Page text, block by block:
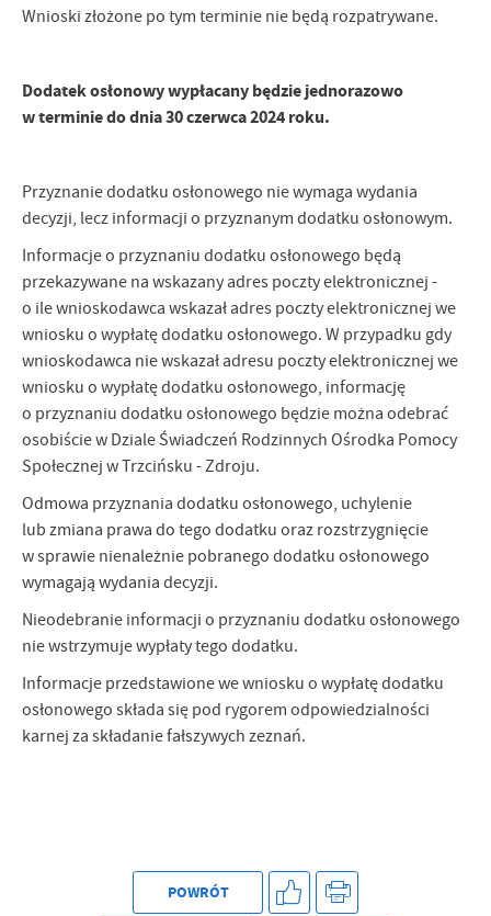
Wnioski złożone po tym terminie nie będą rozpatrywane.
Dodatek osłonowy wypłacany będzie jednorazowo
w terminie do dnia 30 czerwca 2024 roku.
Przyznanie dodatku osłonowego nie wymaga wydania
decyzji, lecz informacji o przyznanym dodatku osłonowym.
Informacje o przyznaniu dodatku osłonowego będą
przekazywane na wskazany adres poczty elektronicznej -
o ile wnioskodawca wskazał adres poczty elektronicznej we
wniosku o wypłatę dodatku osłonowego. W przypadku gdy
wnioskodawca nie wskazał adresu poczty elektronicznej we
wniosku o wypłatę dodatku osłonowego, informację
o przyznaniu dodatku osłonowego będzie można odebrać
osobiście w Dziale Świadczeń Rodzinnych Ośrodka Pomocy
Społecznej w Trzcińsku - Zdroju.
Odmowa przyznania dodatku osłonowego, uchylenie
lub zmiana prawa do tego dodatku oraz rozstrzygnięcie
w sprawie nienależnie pobranego dodatku osłonowego
wymagają wydania decyzji.
Nieodebranie informacji o przyznaniu dodatku osłonowego
nie wstrzymuje wypłaty tego dodatku.
Informacje przedstawione we wniosku o wypłatę dodatku
osłonowego składa się pod rygorem odpowiedzialności
karnej za składanie fałszywych zeznań.
POWRÓT